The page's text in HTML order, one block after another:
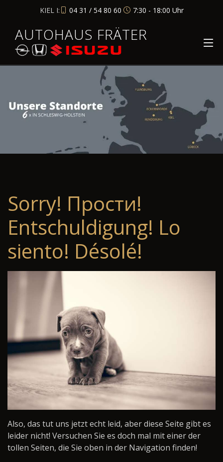
KIEL I: 04 31 / 54 80 60 7:30 - 18:00 Uhr
AUTOHAUS FRÄTER
Sorry! Прости!
Entschuldigung! Lo
siento! Désolé!
Also, das tut uns jetzt echt leid, aber diese Seite gibt es
leider nicht! Versuchen Sie es doch mal mit einer der
tollen Seiten, die Sie oben in der Navigation finden!